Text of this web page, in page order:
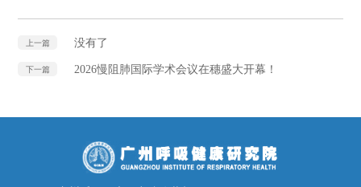
上一篇 没有了
下一篇 2026慢阻肺国际学术会议在穗盛大开幕！